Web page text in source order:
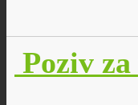
Poziv